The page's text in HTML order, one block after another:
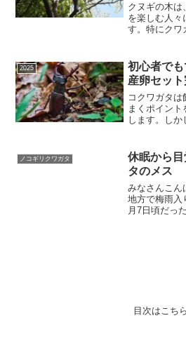
クヌギの木は
を楽しむ人々
す。特にクワ
つです。本記
徴・見分け方
2025
初心者で
産卵セッ
コクワガタは
まくポイント
します。しか
くありません
知識として
ノコギリクワガタ
休眠から
タのメス
みなさんこん
地方で梅雨入
月7日頃だっ
目次はこちら